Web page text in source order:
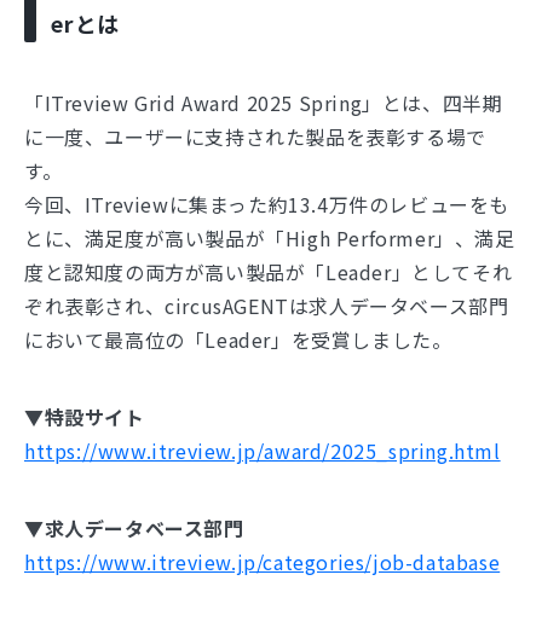
erとは
「ITreview Grid Award 2025 Spring」とは、四半期
に一度、ユーザーに支持された製品を表彰する場で
す。
今回、ITreviewに集まった約13.4万件のレビューをも
とに、満足度が高い製品が「High Performer」、満足
度と認知度の両方が高い製品が「Leader」としてそれ
ぞれ表彰され、circusAGENTは求人データベース部門
において最高位の「Leader」を受賞しました。
▼特設サイト
https://www.itreview.jp/award/2025_spring.html
▼求人データベース部門
https://www.itreview.jp/categories/job-database